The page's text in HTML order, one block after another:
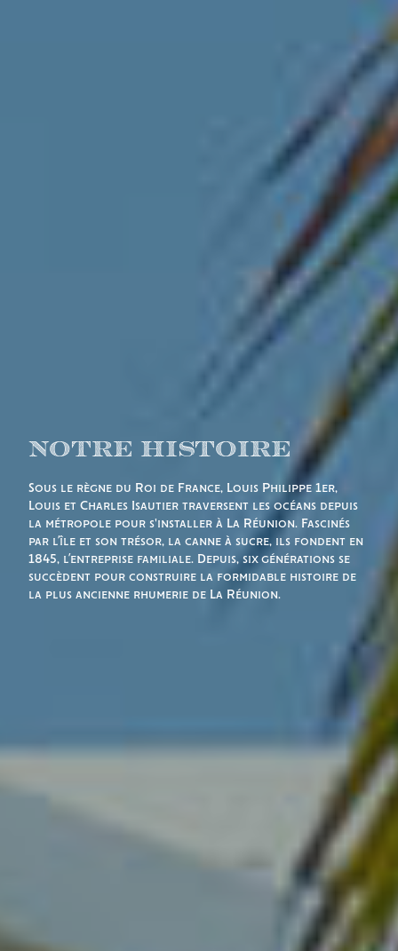
Notre Histoire
Sous le règne du Roi de France, Louis Philippe 1er,
Louis et Charles Isautier traversent les océans depuis
la métropole pour s'installer à La Réunion. Fascinés
par l’île et son trésor, la canne à sucre, ils fondent en
1845, l’entreprise familiale. Depuis, six générations se
succèdent pour construire la formidable histoire de
la plus ancienne rhumerie de La Réunion.